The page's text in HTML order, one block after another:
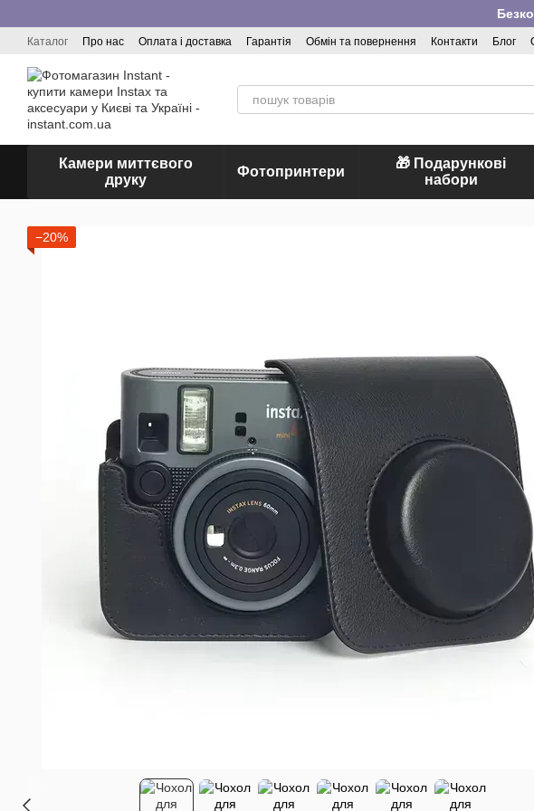
Каталог Про нас Оплата і доставка Гарантія Обмін та повернення Контакти Блог
Камери миттєвого
друку
Фотопринтери
🎁 Подарункові
набори
−20%